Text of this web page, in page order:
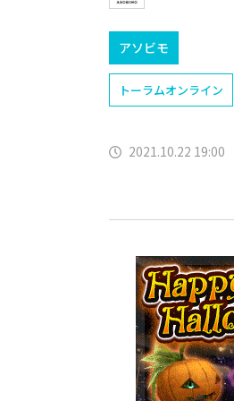
アソビモ
トーラムオンライン
2021.10.22 19:00